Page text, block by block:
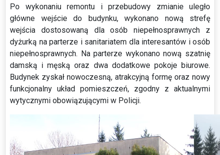
Po wykonaniu remontu i przebudowy zmianie uległo
główne wejście do budynku, wykonano nową strefę
wejścia dostosowaną dla osób niepełnosprawnych z
dyżurką na parterze i sanitariatem dla interesantów i osób
niepełnosprawnych. Na parterze wykonano nową szatnię
damską i męską oraz dwa dodatkowe pokoje biurowe.
Budynek zyskał nowoczesną, atrakcyjną formę oraz nowy
funkcjonalny układ pomieszczeń, zgodny z aktualnymi
wytycznymi obowiązującymi w Policji.